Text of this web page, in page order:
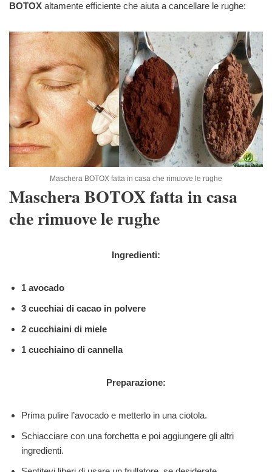
BOTOX altamente efficiente che aiuta a cancellare le rughe:
Maschera BOTOX fatta in casa che rimuove le rughe
Maschera BOTOX fatta in casa
che rimuove le rughe
Ingredienti:
1 avocado
3 cucchiai di cacao in polvere
2 cucchiaini di miele
1 cucchiaino di cannella
Preparazione:
Prima pulire l’avocado e metterlo in una ciotola.
Schiacciare con una forchetta e poi aggiungere gli altri
ingredienti.